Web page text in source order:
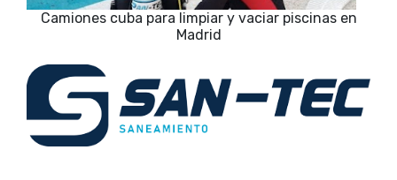
Camiones cuba para limpiar y vaciar piscinas en
Madrid